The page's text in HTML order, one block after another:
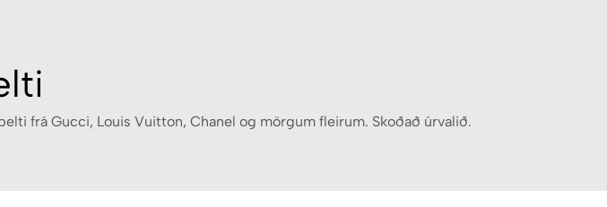
frá Gucci, Louis Vuitton, Chanel og mörgum fleirum. Skoðað úrvalið.